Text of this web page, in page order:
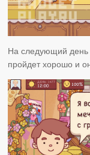
На следующий день
пройдет хорошо и